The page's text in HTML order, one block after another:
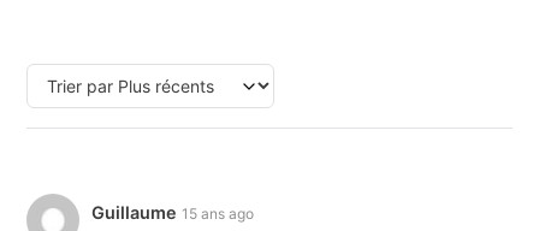
Guillaume 15 ans ago